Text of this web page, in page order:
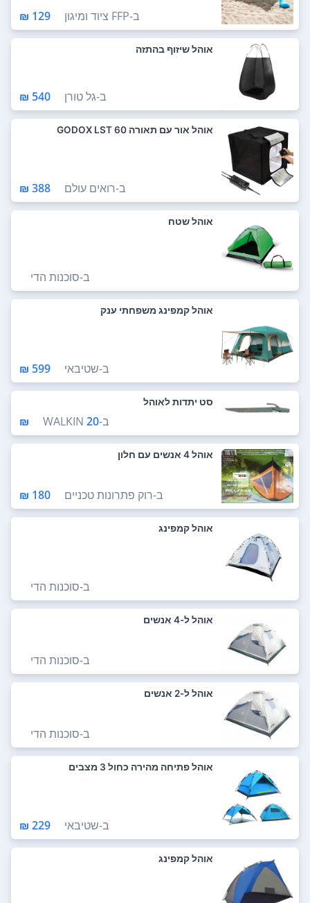
ב-FFP ציוד ומיגון 129 ₪
אוהל שיזוף בהתזה
ב-גל טורן 540 ₪
אוהל אור עם תאורה GODOX LST 60
ב-רואים עולם 388 ₪
אוהל שטח
ב-סוכנות הדי
אוהל קמפינג משפחתי ענק
ב-שטיבאי 599 ₪
סט יתדות לאוהל
ב- WALKIN 20 ₪
אוהל 4 אנשים עם חלון
ב-רוק פתרונות טכניים 180 ₪
אוהל קמפינג
ב-סוכנות הדי
אוהל ל-4 אנשים
ב-סוכנות הדי
אוהל ל-2 אנשים
ב-סוכנות הדי
אוהל פתיחה מהירה כחול 3 מצבים
ב-שטיבאי 229 ₪
אוהל קמפינג